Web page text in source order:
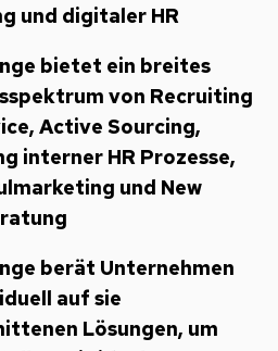
und digitaler HR
bietet ein breites
von Recruiting
Active Sourcing,
interner HR Prozesse,
und New
berät Unternehmen
auf sie
Lösungen, um